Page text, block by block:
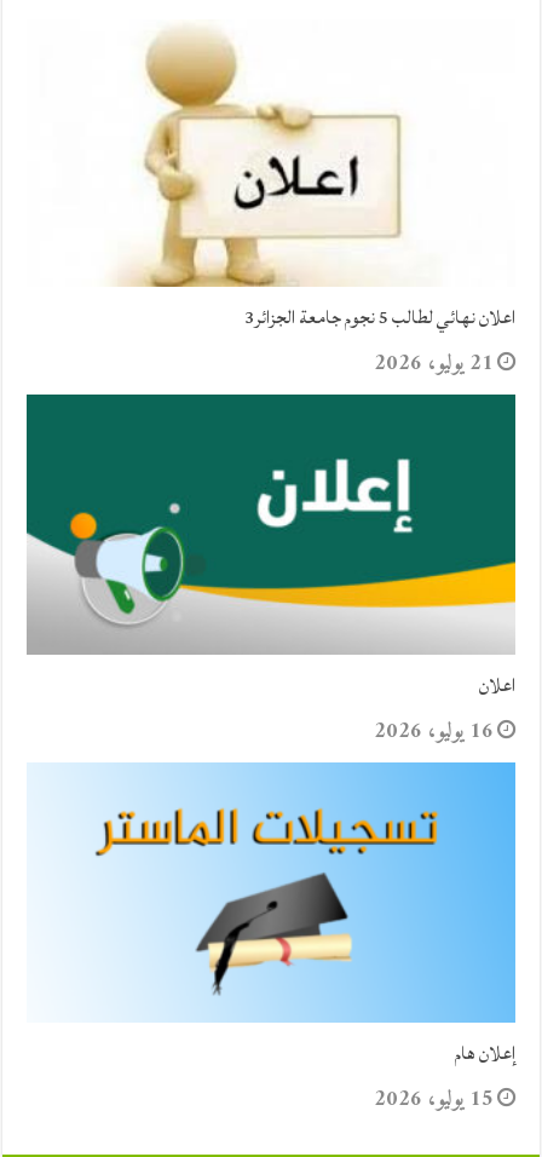
اعلان نهائي لطالب 5 نجوم جامعة الجزائر3
21 يوليو، 2026
اعلان
16 يوليو، 2026
إعلان هام
15 يوليو، 2026